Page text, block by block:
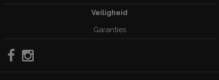
Veiligheid
Garanties